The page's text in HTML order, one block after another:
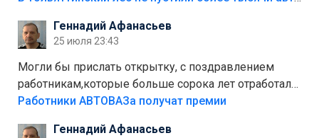
Штрафы мизерные.
Геннадий Афанасьев
25 июля 23:43
Могли бы прислать открытку, с поздравлением
работникам,которые больше сорока лет отработали
на предприятии.
Работники АВТОВАЗа получат премии
Геннадий Афанасьев